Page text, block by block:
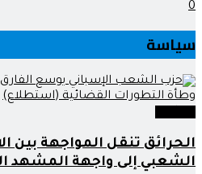
0
سياسة
الحرائق تنقل المواجهة بين
الشعبي إلى واجهة المشهد